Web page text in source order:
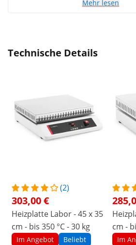
Mehr lesen
Technische Details
(2)
303,00 €
Heizplatte Labor - 45 x 35
cm - bis 350 °C - 30 kg
Im Angebot Beliebt
cm -
Im